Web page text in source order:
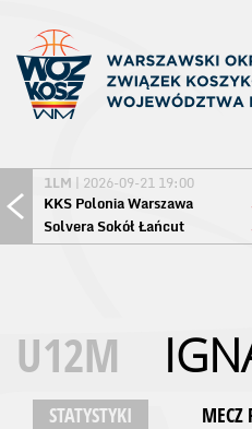
1LM | 2026-09-21 19:00
KKS Polonia Warszawa
Solvera Sokół Łańcut
U12M
STATYSTYKI MECZ